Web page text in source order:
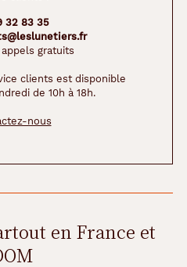
32 83 35
gratuits
clients est disponible
de 10h à 18h.
nous
en France et